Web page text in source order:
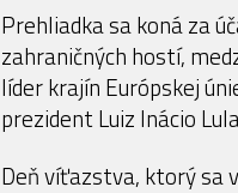
Prehliadka sa koná za
zahraničných hostí,
líder krajín Európskej
prezident Luiz Inácio
Deň víťazstva, ktorý sa